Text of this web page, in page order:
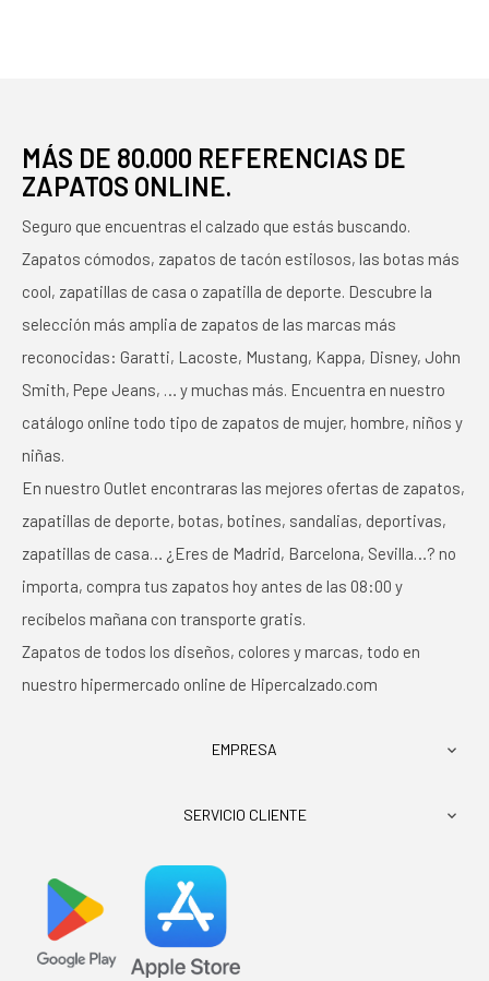
MÁS DE 80.000 REFERENCIAS DE
ZAPATOS ONLINE.
Seguro que encuentras el calzado que estás buscando.
Zapatos cómodos, zapatos de tacón estilosos, las botas más
cool, zapatillas de casa o zapatilla de deporte. Descubre la
selección más amplia de zapatos de las marcas más
reconocidas: Garatti, Lacoste, Mustang, Kappa, Disney, John
Smith, Pepe Jeans, … y muchas más. Encuentra en nuestro
catálogo online todo tipo de zapatos de mujer, hombre, niños y
niñas.
En nuestro Outlet encontraras las mejores ofertas de zapatos,
zapatillas de deporte, botas, botines, sandalias, deportivas,
zapatillas de casa… ¿Eres de Madrid, Barcelona, Sevilla…? no
importa, compra tus zapatos hoy antes de las 08:00 y
recíbelos mañana con transporte gratis.
Zapatos de todos los diseños, colores y marcas, todo en
nuestro hipermercado online de Hipercalzado.com
EMPRESA 
SERVICIO CLIENTE 